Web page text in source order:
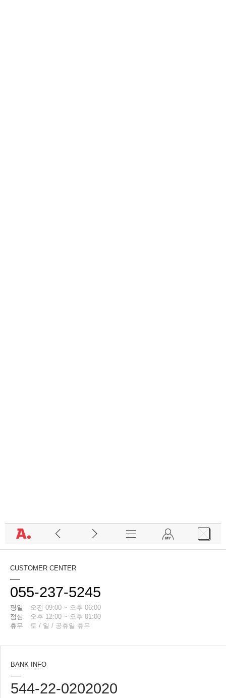
CUSTOMER CENTER
055-237-5245
평일
오전 09:00 ~ 오후 06:00
점심
오후 12:00 ~ 오후 01:00
휴무
토 / 일 / 공휴일 휴무
BANK INFO
544-22-0202020